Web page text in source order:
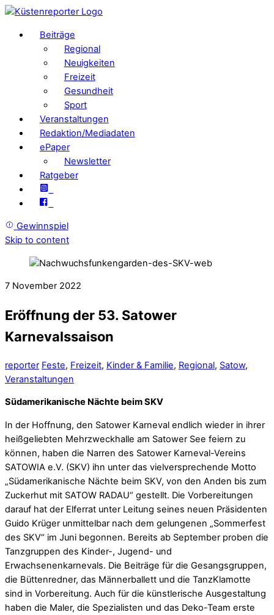
Beiträge
Regional
Neuigkeiten
Freizeit
Gesundheit
Sport
Veranstaltungen
Redaktion/Mediadaten
ePaper
Newsletter
Ratgeber
Gewinnspiel
Skip to content
7 November 2022
Eröffnung der 53. Satower
Karnevalssaison
reporter Feste, Freizeit, Kinder & Familie, Regional, Satow,
Veranstaltungen
Südamerikanische Nächte beim SKV
In der Hoffnung, den Satower Karneval endlich wieder in ihrer
heißgeliebten Mehrzweckhalle am Satower See feiern zu
können, haben die Narren des Satower Karneval-Vereins
SATOWIA e.V. (SKV) ihn unter das vielversprechende Motto
„Südamerikanische Nächte beim SKV, von den Anden bis zum
Zuckerhut mit SATOW RADAU“ gestellt. Die Vorbereitungen
darauf hat der Elferrat unter Leitung seines neuen Präsidenten
Guido Krüger unmittelbar nach dem gelungenen „Sommerfest
des SKV“ im Juni begonnen. Bereits ab September proben die
Tanzgruppen des Kinder-, Jugend- und
Erwachsenenkarnevals. Die Beiträge für die Gesangsgruppen,
die Büttenredner, das Männerballett und die TanzKlamotte
sind in Vorbereitung. Auch für die künstlerische Ausgestaltung
haben die Maler, die Spezialisten und das Deko-Team erste